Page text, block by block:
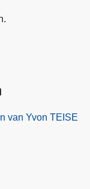
van Yvon TEISE